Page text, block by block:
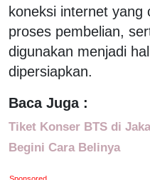
koneksi internet
proses pembelian,
digunakan menjadi
dipersiapkan.
Baca Juga :
Tiket Konser BTS di
Begini Cara Belinya